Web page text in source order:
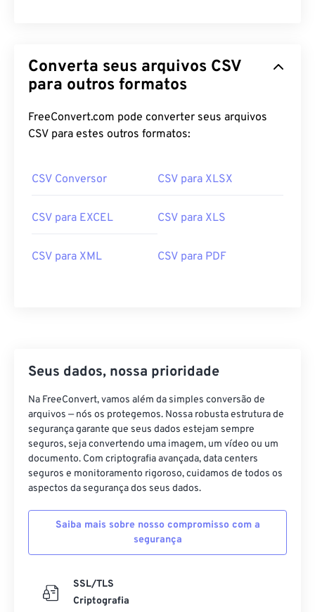
Converta seus arquivos CSV
para outros formatos
FreeConvert.com pode converter seus arquivos
CSV para estes outros formatos:
CSV Conversor CSV para XLSX
CSV para EXCEL CSV para XLS
CSV para XML CSV para PDF
Seus dados, nossa prioridade
Na FreeConvert, vamos além da simples conversão de
arquivos — nós os protegemos. Nossa robusta estrutura de
segurança garante que seus dados estejam sempre
seguros, seja convertendo uma imagem, um vídeo ou um
documento. Com criptografia avançada, data centers
seguros e monitoramento rigoroso, cuidamos de todos os
aspectos da segurança dos seus dados.
Saiba mais sobre nosso compromisso com a
segurança
SSL/TLS
Criptografia